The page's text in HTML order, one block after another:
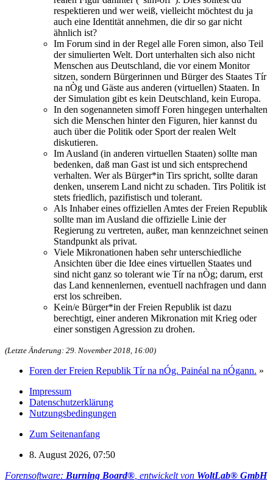
respektieren und wer weiß, vielleicht möchtest du ja
auch eine Identität annehmen, die dir so gar nicht
ähnlich ist?
Im Forum sind in der Regel alle Foren simon, also Teil
der simulierten Welt. Dort unterhalten sich also nicht
Menschen aus Deutschland, die vor einem Monitor
sitzen, sondern Bürgerinnen und Bürger des Staates Tír
na nÒg und Gäste aus anderen (virtuellen) Staaten. In
der Simulation gibt es kein Deutschland, kein Europa.
In den sogenanneten simoff Foren hingegen unterhalten
sich die Menschen hinter den Figuren, hier kannst du
auch über die Politik oder Sport der realen Welt
diskutieren.
Im Ausland (in anderen virtuellen Staaten) sollte man
bedenken, daß man Gast ist und sich entsprechend
verhalten. Wer als Bürger*in Tirs spricht, sollte daran
denken, unserem Land nicht zu schaden. Tirs Politik ist
stets friedlich, pazifistisch und tolerant.
Als Inhaber eines offiziellen Amtes der Freien Republik
sollte man im Ausland die offizielle Linie der
Regierung zu vertreten, außer, man kennzeichnet seinen
Standpunkt als privat.
Viele Mikronationen haben sehr unterschiedliche
Ansichten über die Idee eines virtuellen Staates und
sind nicht ganz so tolerant wie Tír na nÒg; darum, erst
das Land kennenlernen, eventuell nachfragen und dann
erst los schreiben.
Kein/e Bürger*in der Freien Republik ist dazu
berechtigt, einer anderen Mikronation mit Krieg oder
einer sonstigen Agression zu drohen.
(Letzte Änderung: 29. November 2018, 16:00)
Foren der Freien Republik Tír na nÓg. Painéal na nÓgann. »
Impressum
Datenschutzerklärung
Nutzungsbedingungen
Zum Seitenanfang
8. August 2026, 07:50
Forensoftware: Burning Board® , entwickelt von WoltLab® GmbH